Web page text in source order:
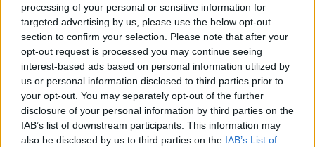
processing of your personal or sensitive information for
targeted advertising by us, please use the below opt-out
section to confirm your selection. Please note that after your
opt-out request is processed you may continue seeing
interest-based ads based on personal information utilized by
us or personal information disclosed to third parties prior to
your opt-out. You may separately opt-out of the further
disclosure of your personal information by third parties on the
IAB’s list of downstream participants. This information may
also be disclosed by us to third parties on the IAB’s List of
Κλέλια Ανδριολάτου: Yoga δίπλα στα νερά
του Αχέροντα